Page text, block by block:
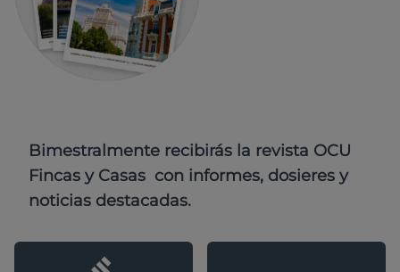
Bimestralmente recibirás la revista OCU
Fincas y Casas con informes, dosieres y
noticias destacadas.